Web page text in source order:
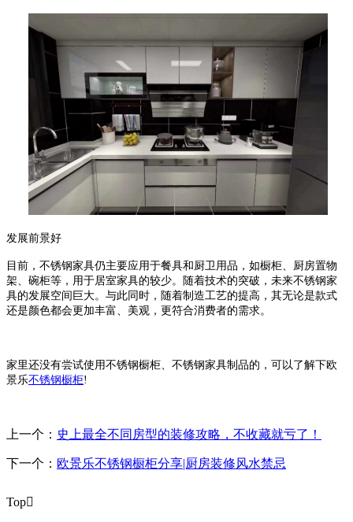
发展前景好
目前，不锈钢家具仍主要应用于餐具和厨卫用品，如橱柜、厨房置物
架、碗柜等，用于居室家具的较少。随着技术的突破，未来不锈钢家
具的发展空间巨大。与此同时，随着制造工艺的提高，其无论是款式
还是颜色都会更加丰富、美观，更符合消费者的需求。
家里还没有尝试使用不锈钢橱柜、不锈钢家具制品的，可以了解下欧
景乐不锈钢橱柜!
上一个： 史上最全不同房型的装修攻略，不收藏就亏了！
下一个： 欧景乐不锈钢橱柜分享|厨房装修风水禁忌
Top